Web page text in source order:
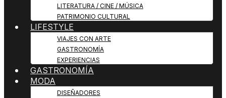
LITERATURA / CINE / MÚSICA
PATRIMONIO CULTURAL
LIFESTYLE
VIAJES CON ARTE
GASTRONOMÍA
EXPERIENCIAS
GASTRONOMÍA
MODA
DISEÑADORES